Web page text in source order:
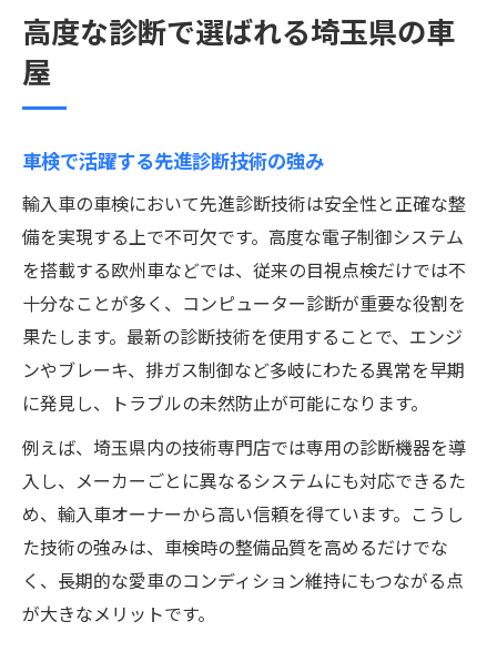
高度な診断で選ばれる埼玉県の車
屋
車検で活躍する先進診断技術の強み
輸入車の車検において先進診断技術は安全性と正確な整
備を実現する上で不可欠です。高度な電子制御システム
を搭載する欧州車などでは、従来の目視点検だけでは不
十分なことが多く、コンピューター診断が重要な役割を
果たします。最新の診断技術を使用することで、エンジ
ンやブレーキ、排ガス制御など多岐にわたる異常を早期
に発見し、トラブルの未然防止が可能になります。
例えば、埼玉県内の技術専門店では専用の診断機器を導
入し、メーカーごとに異なるシステムにも対応できるた
め、輸入車オーナーから高い信頼を得ています。こうし
た技術の強みは、車検時の整備品質を高めるだけでな
く、長期的な愛車のコンディション維持にもつながる点
が大きなメリットです。